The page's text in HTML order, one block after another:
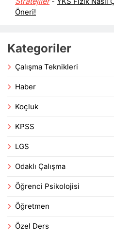
Öneri!
Kategoriler
Çalışma Teknikleri
Haber
Koçluk
KPSS
LGS
Odaklı Çalışma
Öğrenci Psikolojisi
Öğretmen
Özel Ders